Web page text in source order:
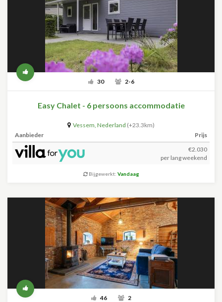
30 2-6
Easy Chalet - 6 persoons accommodatie
Vessem, Nederland (+23.3km)
Aanbieder
Prijs
€2.030
per lang weekend
Bijgewerkt: Vandaag
46 2